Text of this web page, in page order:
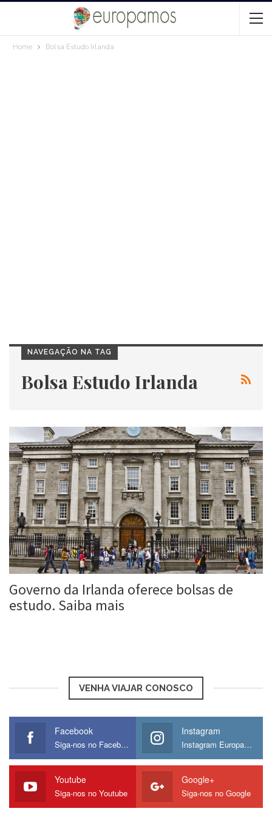
Home Bolsa Estudo Irlanda
NAVEGAÇÃO NA TAG
Bolsa Estudo Irlanda
Governo da Irlanda oferece bolsas de
estudo. Saiba mais
VENHA VIAJAR CONOSCO
Facebook
Siga-nos no Facebook
Instagram
Instagram Europamos
Youtube
Siga-nos no Youtube
Google+
Siga-nos no Google